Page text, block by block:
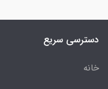
دسترسی سریع
خانه